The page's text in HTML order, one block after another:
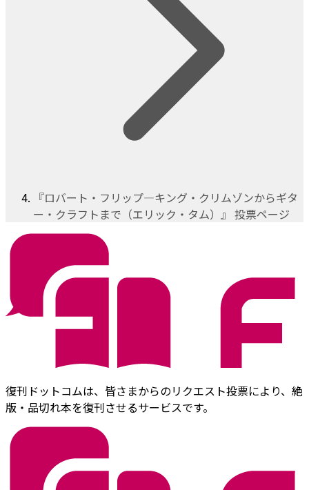
『ロバート・フリップ―キング・クリムゾンからギタ
ー・クラフトまで（エリック・タム）』 投票ページ
復刊ドットコムは、皆さまからのリクエスト投票により、絶
版・品切れ本を復刊させるサービスです。